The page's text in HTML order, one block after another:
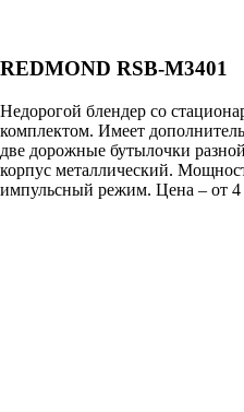
REDMOND RSB-M3401
Недорогой блендер со
комплектом. Имеет
две дорожные бутылочки
корпус металлический.
импульсный режим. Цена – от 4